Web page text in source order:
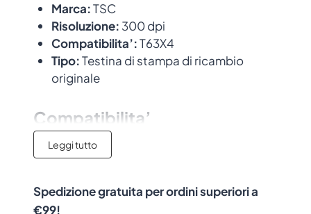
Marca:TSC
Risoluzione: 300 dpi
Compatibilita’:T63X4
Tipo:Testina di stampa di ricambio
originale
Compatibilita’
Questa testina e’ compatibile con i
Progettata per integrarsi perfettamente
con le stampanti TSC, garantendo risultati
Leggi tutto
Spedizione gratuita per ordini superiori a
€99!